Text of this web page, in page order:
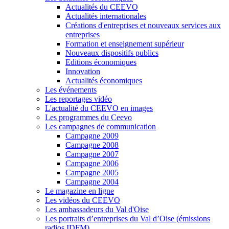
Actualités du CEEVO
Actualités internationales
Créations d'entreprises et nouveaux services aux
entreprises
Formation et enseignement supérieur
Nouveaux dispositifs publics
Editions économiques
Innovation
Actualités économiques
Les événements
Les reportages vidéo
L'actualité du CEEVO en images
Les programmes du Ceevo
Les campagnes de communication
Campagne 2009
Campagne 2008
Campagne 2007
Campagne 2006
Campagne 2005
Campagne 2004
Le magazine en ligne
Les vidéos du CEEVO
Les ambassadeurs du Val d'Oise
Les portraits d’entreprises du Val d’Oise (émissions